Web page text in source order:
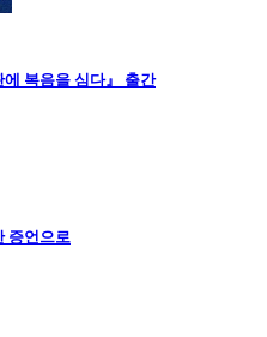
복음을 심다』 출간
증언으로